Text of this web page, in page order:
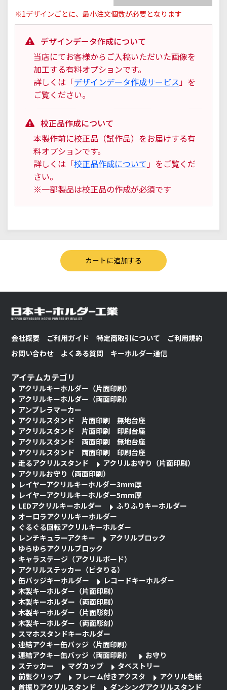
※1デザインごとに、最小注文個数が必要となります
デザインデータ作成について
当店にてお客様からご入稿いただいた画像を
加工する有料オプションです。
詳しくは「デザインデータ作成サービス 」を
ご覧ください。
校正品作成について
本製作前に校正品（試作品）をお届けする有
料オプションです。
詳しくは「校正品作成について 」をご覧くだ
さい。
※一部製品は校正品の作成が必須です
会社概要 ご利用ガイド 特定商取引について
ご利用規約
お問い合わせ
よくある質問 キーホルダー通信
アイテムカテゴリ
アクリルキーホルダー（片面印刷）
アクリルキーホルダー（両面印刷）
アンブレラマーカー
アクリルスタンド 片面印刷 無地台座
アクリルスタンド 片面印刷 印刷台座
アクリルスタンド 両面印刷 無地台座
アクリルスタンド 両面印刷 印刷台座
走るアクリルスタンド
アクリルお守り（片面印刷）
アクリルお守り（両面印刷）
レイヤーアクリルキーホルダー3mm厚
レイヤーアクリルキーホルダー5mm厚
LEDアクリルキーホルダー
ふりふりキーホルダー
オーロラアクリルキーホルダー
ぐるぐる回転アクリルキーホルダー
レンチキュラーアクキー
アクリルブロック
ゆらゆらアクリルブロック
キャラステージ（アクリルボード）
アクリルステッカー（ピタりる）
缶バッジキーホルダー
レコードキーホルダー
木製キーホルダー（片面印刷）
木製キーホルダー（両面印刷）
木製キーホルダー（片面彫刻）
木製キーホルダー（両面彫刻）
スマホスタンドキーホルダー
連結アクキー缶バッジ（片面印刷）
連結アクキー缶バッジ（両面印刷）
お守り
ステッカー
マグカップ
タペストリー
前髪クリップ
フレーム付きアクスタ
アクリル色紙
首振りアクリルスタンド
ダンシングアクリルスタンド